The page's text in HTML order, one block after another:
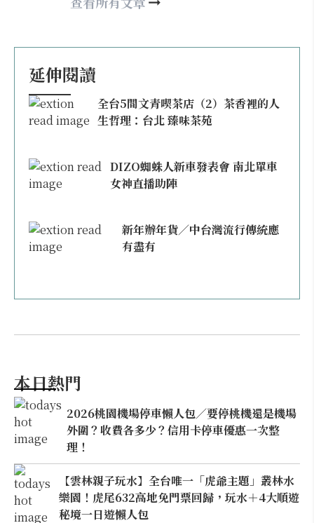
延伸閱讀
全台5間文青喫茶店（2）茶香裡的人
生哲理：台北 臻味茶苑
DIZO蜘蛛人新車發表會 南北單車
女神直播助陣
新年辦年貨／中台灣流行傳統應
有盡有
本日熱門
2026桃園機場停車懶人包／要停桃機還是機場
外圍？收費各多少？信用卡停車優惠一次整
理！
【雲林親子玩水】全台唯一「虎爺主題」叢林水
樂園！虎尾632高地免門票回歸，玩水＋4大順遊
秘境一日遊懶人包